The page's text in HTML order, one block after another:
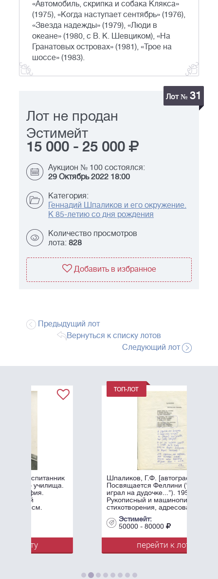
«Автомобиль, скрипка и собака Клякса»
(1975), «Когда наступает сентябрь» (1976),
«Звезда надежды» (1979), «Люди в
океане» (1980, с В. К. Шевциком), «На
Гранатовых островах» (1981), «Трое на
шоссе» (1983).
Лот № 31
Лот не продан
Эстимейт
15 000 - 25 000
Аукцион № 100 состоялся:
29 Октябрь 2022 18:00
Категория:
Геннадий Шпаликов и его окружение.
К 85-летию со дня рождения
Количество просмотров
лота: 828
Добавить в избранное
Предыдущий лот
Вернуться к списку лотов
Следующий лот
Шпаликов, Г.Ф. [автограф]
Посвящается Феллини ("Дурак
играл на дудочке..."). 1959.
Рукописный и машинописный экз.
стихотворения, адресованного ...
50000 - 80000
перейти к лоту